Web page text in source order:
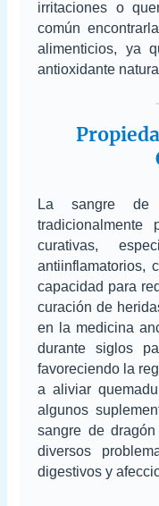
irritaciones o
común
alimenticios, ya
antioxidante
La sangre de
tradicionalmente
curativas,
antiinflamatorios,
capacidad para
curación de
en la medicina
durante siglos
favoreciendo la
a aliviar
algunos
sangre de
diversos
digestivos y